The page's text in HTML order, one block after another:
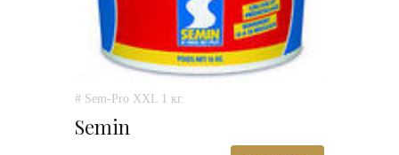
# Sem-Pro XXL 1 кг.
Semin